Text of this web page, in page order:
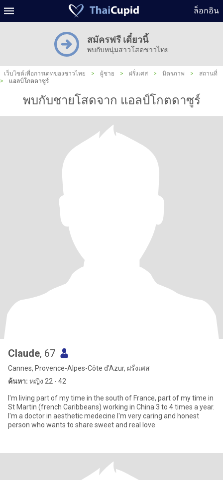
ล็อกอิน
สมัครฟรี เดี๋ยวนี้
พบกับหนุ่มสาวโสดชาวไทย
เว็บไซต์เพื่อการเดทของชาวไทย > ผู้ชาย > ฝรั่งเศส > มิตรภาพ >
สถานที่
>
แอลป์โกตดาซูร์
พบกับชายโสดจาก แอลป์โกตดาซูร์
Claude, 67
Cannes, Provence-Alpes-Côte d'Azur, ฝรั่งเศส
ค้นหา: หญิง 22 - 42
I'm living part of my time in the south of France, part of my time in
St Martin (french Caribbeans) working in China 3 to 4 times a year.
I'm a doctor in aesthetic medecine I'm very caring and honest
person who wants to share sweet and real love